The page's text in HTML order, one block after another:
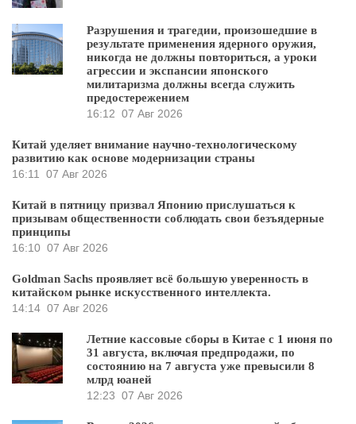
Разрушения и трагедии, произошедшие в
результате применения ядерного оружия,
никогда не должны повториться, а уроки
агрессии и экспансии японского
милитаризма должны всегда служить
предостережением
16:12 07 Авг 2026
Китай уделяет внимание научно-технологическому
развитию как основе модернизации страны
16:11
07 Авг 2026
Китай в пятницу призвал Японию прислушаться к
призывам общественности соблюдать свои безъядерные
принципы
16:10 07 Авг 2026
Goldman Sachs проявляет всё большую уверенность в
китайском рынке искусственного интеллекта.
14:14 07 Авг 2026
Летние кассовые сборы в Китае с 1 июня по
31 августа, включая предпродажи, по
состоянию на 7 августа уже превысили 8
млрд юаней
12:23 07 Авг 2026